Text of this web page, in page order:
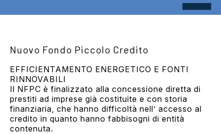
Nuovo Fondo Piccolo Credito
EFFICIENTAMENTO ENERGETICO E FONTI
RINNOVABILI
Il NFPC è finalizzato alla concessione diretta di
prestiti ad imprese già costituite e con storia
finanziaria, che hanno difficoltà nell’ accesso al
credito in quanto hanno fabbisogni di entità
contenuta.